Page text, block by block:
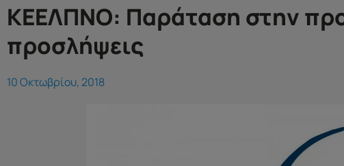
ΚΕΕΛΠΝΟ: Παράταση στην
προσλήψεις
10 Οκτωβρίου, 2018